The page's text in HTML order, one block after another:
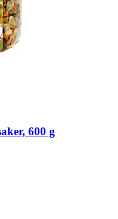
600 g